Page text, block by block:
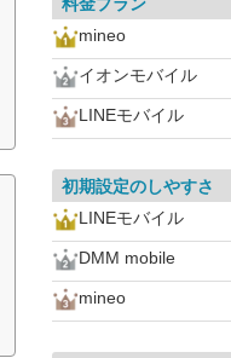
mineo
イオンモバイル
LINEモバイル
初期設定のしやすさ
LINEモバイル
DMM mobile
mineo